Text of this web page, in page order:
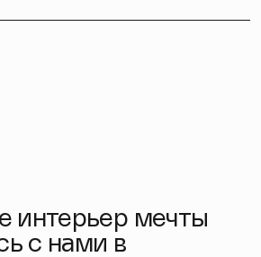
интерьер мечты
с нами в